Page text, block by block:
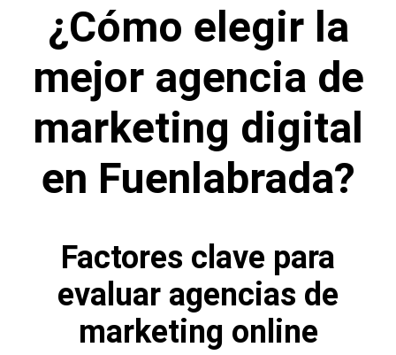
¿Cómo elegir la
mejor agencia de
marketing digital
en Fuenlabrada?
Factores clave para
evaluar agencias de
marketing online